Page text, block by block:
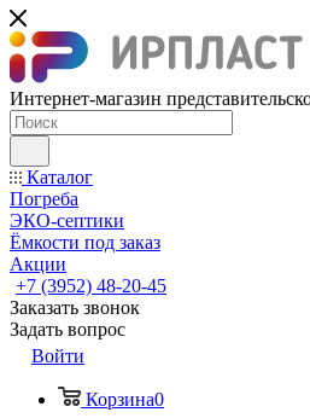
Интернет-магазин
Каталог
Погреба
ЭКО-септики
Ёмкости под заказ
Акции
+7 (3952) 48-20-45
Заказать звонок
Задать вопрос
Войти
Корзина0